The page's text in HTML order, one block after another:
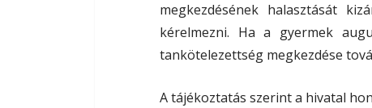
megkezdésének halasztását
kérelmezni. Ha a gyermek
tankötelezettség megkezdése
A tájékoztatás szerint a hivatal